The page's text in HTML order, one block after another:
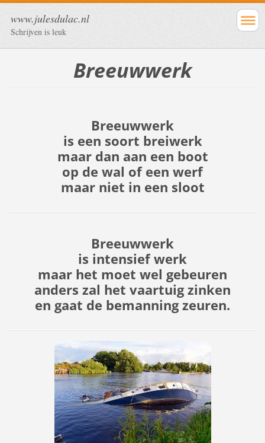
www.julesdulac.nl
Schrijven is leuk
Breeuwwerk
Breeuwwerk
is een soort breiwerk
maar dan aan een boot
op de wal of een werf
maar niet in een sloot
Breeuwwerk
is intensief werk
maar het moet wel gebeuren
anders zal het vaartuig zinken
en gaat de bemanning zeuren.